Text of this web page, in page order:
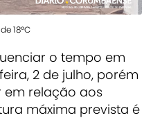
18ºC
o tempo em
2 de julho, porém
em relação aos
máxima prevista é